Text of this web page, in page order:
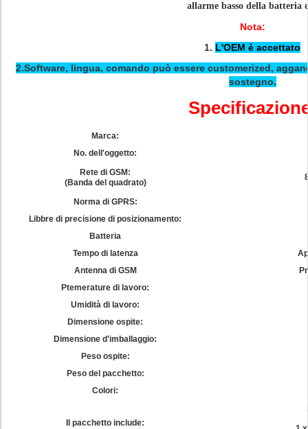
allarme basso della batteria
Nota:
1. L'OEM è accettato
2.Software, lingua, comando può essere customerized,
sostegno.
Marca:
No. dell'oggetto:
Rete di GSM:
(Banda del quadrato)
Norma di GPRS:
Libbre di precisione di posizionamento:
Batteria
Tempo di latenza
Antenna di GSM
Ptemerature di lavoro:
Umidità di lavoro:
Dimensione ospite:
Dimensione d'imballaggio:
Peso ospite:
Peso del pacchetto:
Colori:
Il pacchetto include: